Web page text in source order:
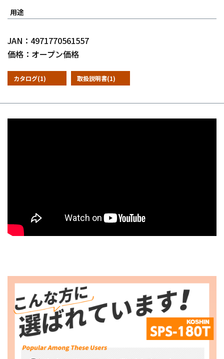
用途
JAN：4971770561557
価格：オープン価格
カタログ(1) 取扱説明書(1)